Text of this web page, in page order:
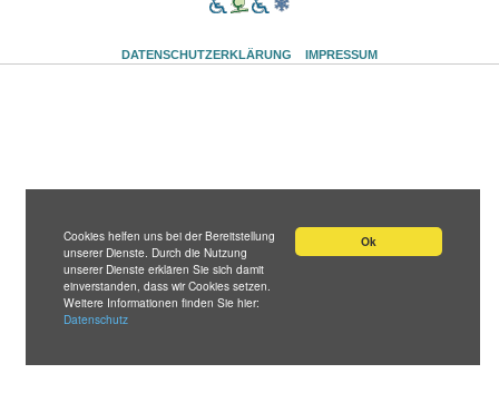
Ok
Cookies helfen uns bei der Bereitstellung
unserer Dienste. Durch die Nutzung
unserer Dienste erklären Sie sich damit
einverstanden, dass wir Cookies setzen.
Weitere Informationen finden Sie hier:
Datenschutz
DATENSCHUTZERKLÄRUNG IMPRESSUM